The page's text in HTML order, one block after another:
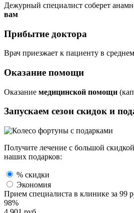
Дежурный специалист соберет
вам
Прибытие доктора
Врач приезжает к пациенту в среднем
Оказание помощи
Оказание медицинской помощи
Запускаем сезон скидок и
Получите лечение с большой
наших подарков:
% скидки
Экономия
Прием специалиста в клинике за 99
98%